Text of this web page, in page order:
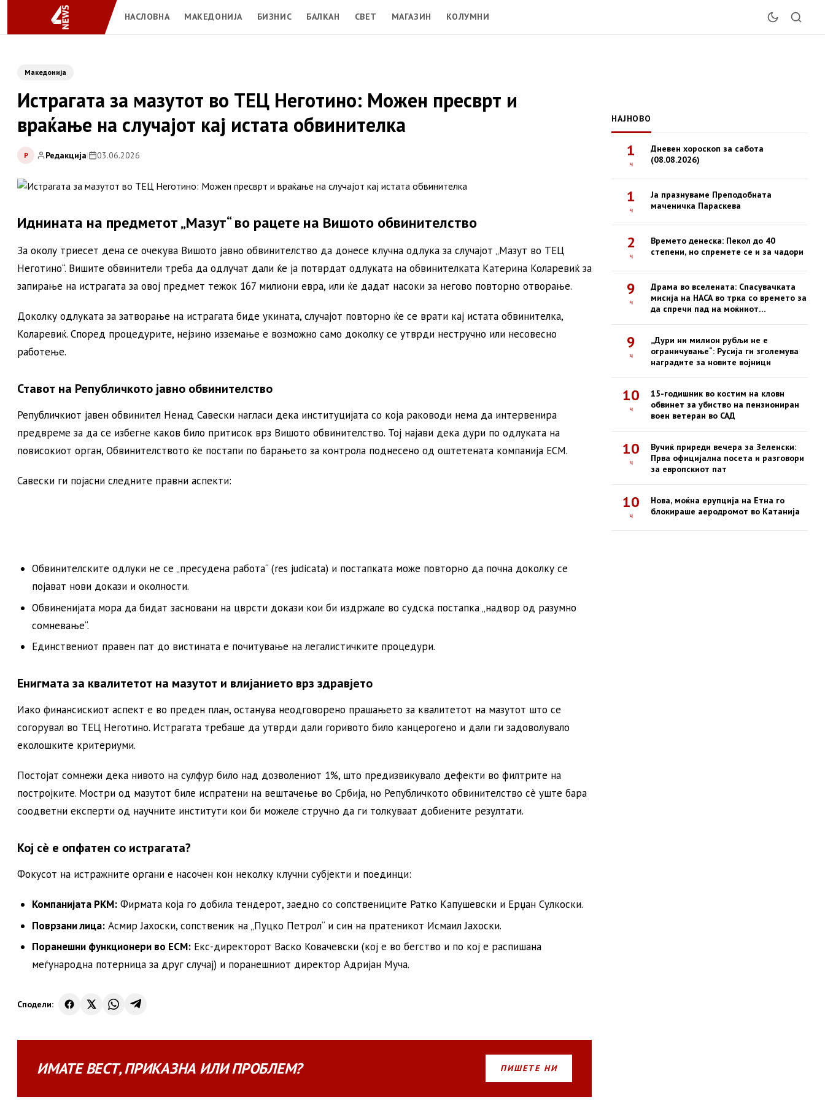
НАСЛОВНА МАКЕДОНИЈА БИЗНИС БАЛКАН СВЕТ МАГАЗИН КОЛУМНИ
Македонија
Истрагата за мазутот во ТЕЦ Неготино: Можен пресврт и
враќање на случајот кај истата обвинителка
Р Редакција| 03.06.2026
Иднината на предметот „Мазут“ во рацете на Вишото обвинителство
За околу триесет дена се очекува Вишото јавно обвинителство да донесе клучна одлука за случајот „Мазут во ТЕЦ
Неготино“. Вишите обвинители треба да одлучат дали ќе ја потврдат одлуката на обвинителката Катерина Коларевиќ за
запирање на истрагата за овој предмет тежок 167 милиони евра, или ќе дадат насоки за негово повторно отворање.
Доколку одлуката за затворање на истрагата биде укината, случајот повторно ќе се врати кај истата обвинителка,
Коларевиќ. Според процедурите, нејзино изземање е возможно само доколку се утврди нестручно или несовесно
работење.
Ставот на Републичкото јавно обвинителство
Републичкиот јавен обвинител Ненад Савески нагласи дека институцијата со која раководи нема да интервенира
предвреме за да се избегне каков било притисок врз Вишото обвинителство. Тој најави дека дури по одлуката на
повисокиот орган, Обвинителството ќе постапи по барањето за контрола поднесено од оштетената компанија ЕСМ.
Савески ги појасни следните правни аспекти:
Обвинителските одлуки не се „пресудена работа“ (res judicata) и постапката може повторно да почна доколку се
појават нови докази и околности.
Обвиненијата мора да бидат засновани на цврсти докази кои би издржале во судска постапка „надвор од разумно
сомневање“.
Единствениот правен пат до вистината е почитување на легалистичките процедури.
Енигмата за квалитетот на мазутот и влијанието врз здравјето
Иако финансискиот аспект е во преден план, останува неодговорено прашањето за квалитетот на мазутот што се
согорувал во ТЕЦ Неготино. Истрагата требаше да утврди дали горивото било канцерогено и дали ги задоволувало
еколошките критериуми.
Постојат сомнежи дека нивото на сулфур било над дозволениот 1%, што предизвикувало дефекти во филтрите на
постројките. Мостри од мазутот биле испратени на вештачење во Србија, но Републичкото обвинителство сè уште бара
соодветни експерти од научните институти кои би можеле стручно да ги толкуваат добиените резултати.
Кој сè е опфатен со истрагата?
Фокусот на истражните органи е насочен кон неколку клучни субјекти и поединци:
Компанијата РКМ: Фирмата која го добила тендерот, заедно со сопствениците Ратко Капушевски и Ерџан Сулкоски.
Поврзани лица: Асмир Јахоски, сопственик на „Пуцко Петрол“ и син на пратеникот Исмаил Јахоски.
Поранешни функционери во ЕСМ: Екс-директорот Васко Ковачевски (кој е во бегство и по кој е распишана
меѓународна потерница за друг случај) и поранешниот директор Адријан Муча.
Сподели:
ИМАТЕВЕСТ,ПРИКАЗНА ИЛИПРОБЛЕМ? ПИШЕТЕ НИ
НАЈНОВО
1
ч
Дневен хороскоп за сабота
(08.08.2026)
1
ч
Ја празнуваме Преподобната
маченичка Параскева
2
ч
Времето денеска: Пекол до 40
степени, но спремете се и за чадори
9
ч
Драма во вселената: Спасувачката
мисија на НАСА во трка со времето за
да спречи пад на моќниот
9
ч
„Дури ни милион рубљи не е
ограничување“: Русија ги зголемува
наградите за новите војници
10
ч
15-годишник во костим на кловн
обвинет за убиство на пензиониран
воен ветеран во САД
10
ч
Вучиќ приреди вечера за Зеленски:
Прва официјална посета и разговори
за европскиот пат
10
ч
Нова, моќна ерупција на Етна го
блокираше аеродромот во Катанија